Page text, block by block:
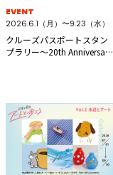
EVENT
2026.6.1（月）〜9.23（水）
クルーズパスポートスタン
プラリー～20th Anniversary